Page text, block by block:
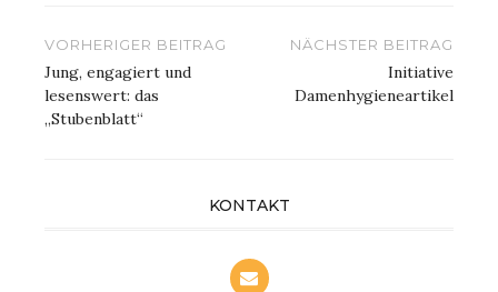
Beitragsnavigation
VORHERIGER BEITRAG
Jung, engagiert und
lesenswert: das
„Stubenblatt“
NÄCHSTER BEITRAG
Initiative
Damenhygieneartikel
KONTAKT